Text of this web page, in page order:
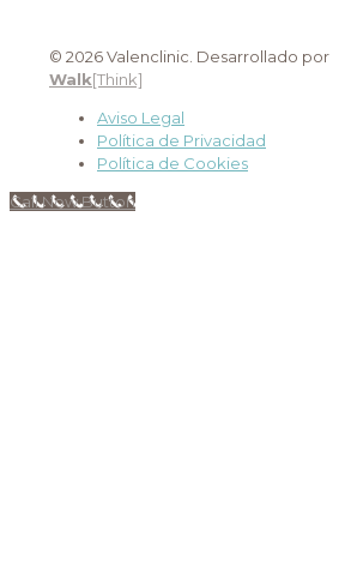
© 2026 Valenclinic. Desarrollado por
Walk[Think]
Aviso Legal
Política de Privacidad
Política de Cookies
Call Now Button